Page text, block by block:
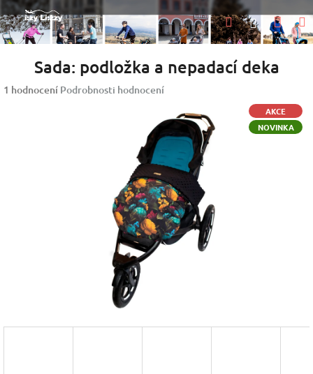
Přejít
na
obsah
HledatPřihlášení
Sada: podložka a nepadací deka
Průměrné
1 hodnocení Podrobnosti hodnocení
AKCE
NOVINKA